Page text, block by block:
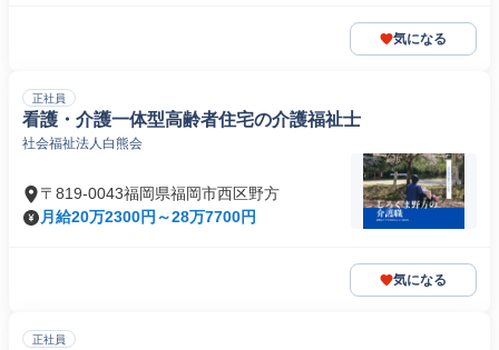
気になる
正社員
看護・介護一体型高齢者住宅の介護福祉士
社会福祉法人白熊会
〒819-0043福岡県福岡市西区野方
月給20万2300円～28万7700円
気になる
正社員